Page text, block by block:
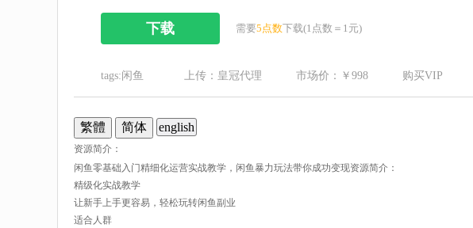
下载 需要5点数下载(1点数＝1元)
tags:闲鱼 上传：皇冠代理 市场价：￥998 购买VIP
english
资源简介：
闲鱼零基础入门精细化运营实战教学，闲鱼暴力玩法带你成功变现资源简介：
精级化实战教学
让新手上手更容易，轻松玩转闲鱼副业
适合人群